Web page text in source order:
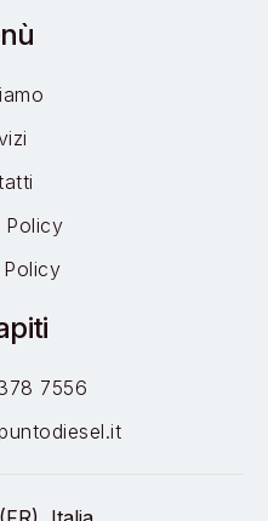
Policy
7556